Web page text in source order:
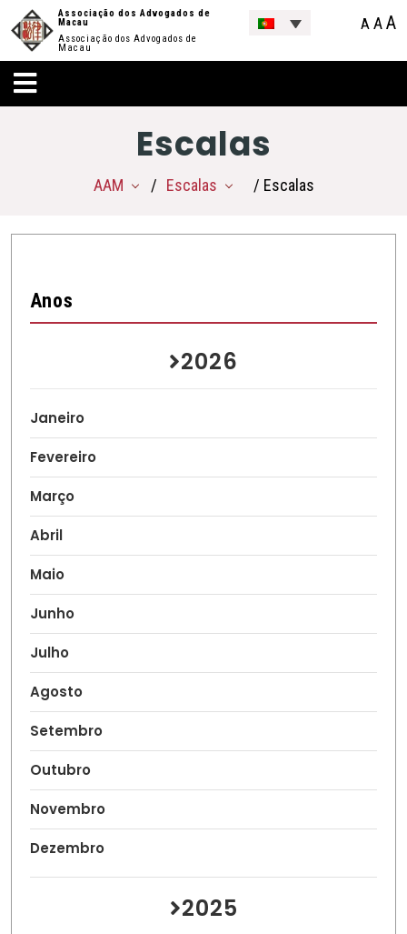
Associação dos Advogados de
Macau
Associação dos Advogados de
Macau
A AA
Escalas
AAM Escalas / Escalas
Anos
2026
Janeiro
Fevereiro
Março
Abril
Maio
Junho
Julho
Agosto
Setembro
Outubro
Novembro
Dezembro
2025